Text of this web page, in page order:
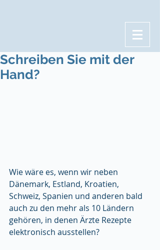
Schreiben Sie mit der
Hand?
Wie wäre es, wenn wir neben
Dänemark, Estland, Kroatien,
Schweiz, Spanien und anderen bald
auch zu den mehr als 10 Ländern
gehören, in denen Ärzte Rezepte
elektronisch ausstellen?